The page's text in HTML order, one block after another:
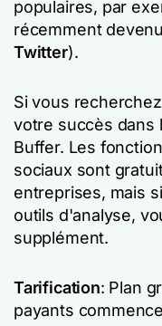
populaires, par
récemment
Twitter).
Si vous
votre succès dans
Buffer. Les
sociaux sont
entreprises, mais
outils d'analyse,
supplément.
Tarification: Plan
payants